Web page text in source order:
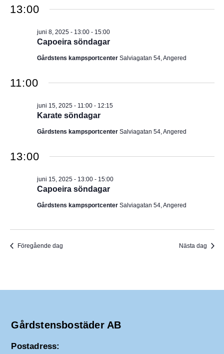
13:00
Capoeira söndagar
juni 8, 2025 - 13:00- 15:00
Gårdstens kampsportcenter Salviagatan 54, Angered
11:00
Karate söndagar
juni 15, 2025 - 11:00- 12:15
Gårdstens kampsportcenter Salviagatan 54, Angered
13:00
Capoeira söndagar
juni 15, 2025 - 13:00- 15:00
Gårdstens kampsportcenter Salviagatan 54, Angered
Föregående dag Nästa dag
Gårdstensbostäder AB
Postadress: